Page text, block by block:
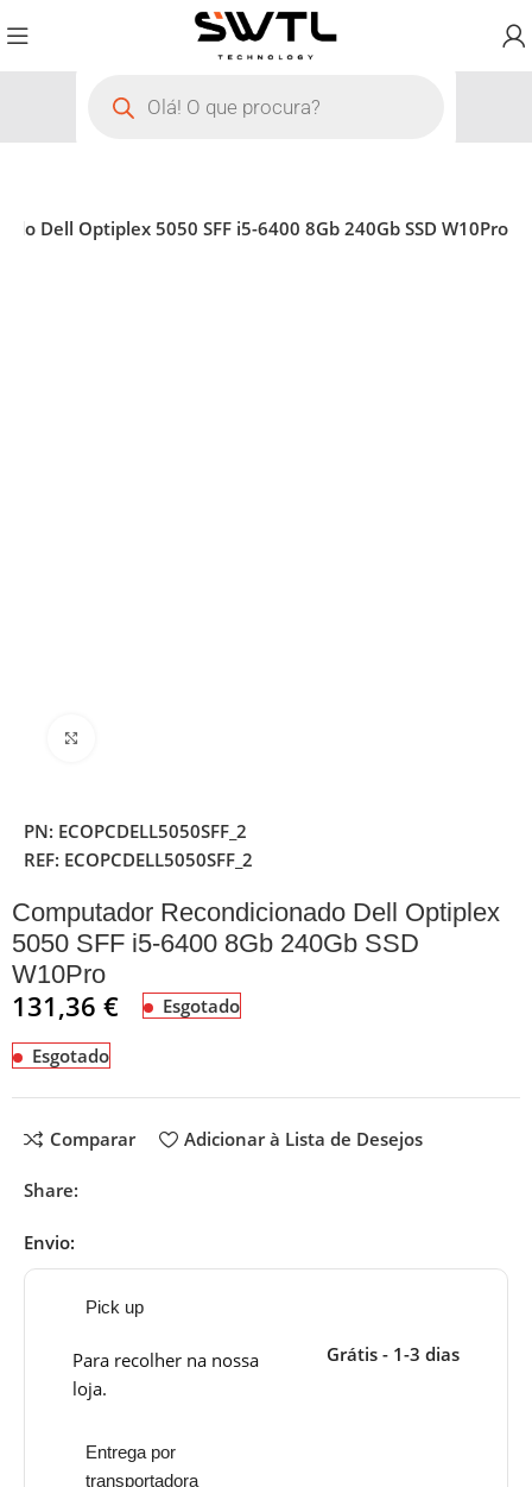
Dell Optiplex 5050 SFF i5-6400 8Gb 240Gb SSD W10Pro
PN: ECOPCDELL5050SFF_2
REF: ECOPCDELL5050SFF_2
Computador Recondicionado Dell Optiplex
5050 SFF i5-6400 8Gb 240Gb SSD
W10Pro
131,36€ Esgotado
Esgotado
Comparar Adicionar à Lista de Desejos
Share:
Envio:
Pick up
Para recolher na nossa
loja.
Grátis - 1-3 dias
Entrega por
transportadora